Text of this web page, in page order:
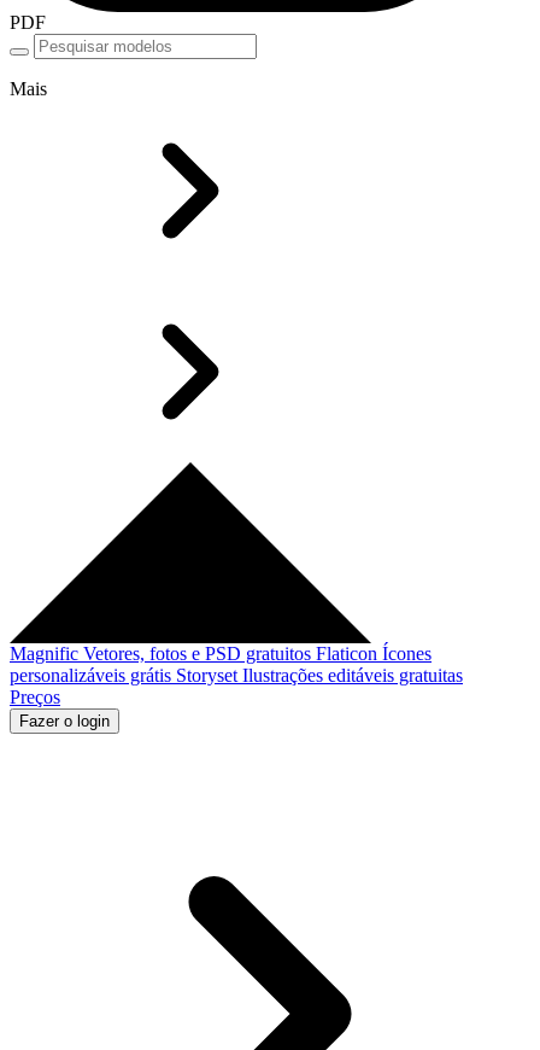
PDF
Mais
Magnific Vetores, fotos e PSD gratuitos Flaticon Ícones
personalizáveis grátis Storyset Ilustrações editáveis gratuitas
Preços
Fazer o login